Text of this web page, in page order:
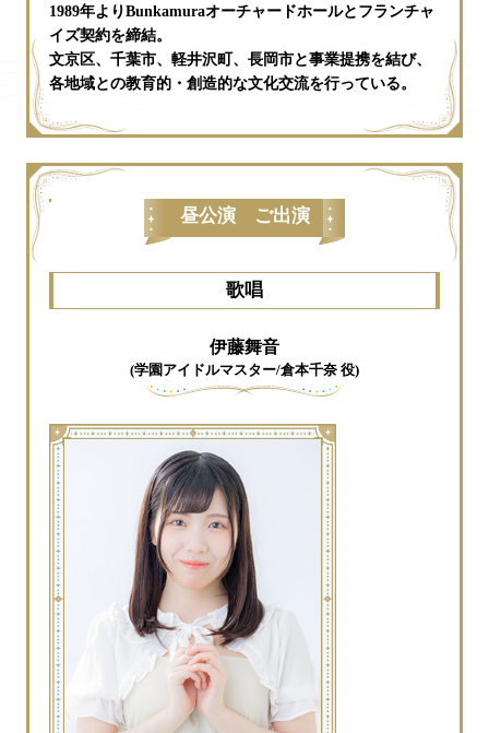
1989年よりBunkamuraオーチャードホールとフランチャ
イズ契約を締結。
文京区、千葉市、軽井沢町、長岡市と事業提携を結び、
各地域との教育的・創造的な文化交流を行っている。
昼公演 ご出演
歌唱
伊藤舞音
(学園アイドルマスター/倉本千奈 役)